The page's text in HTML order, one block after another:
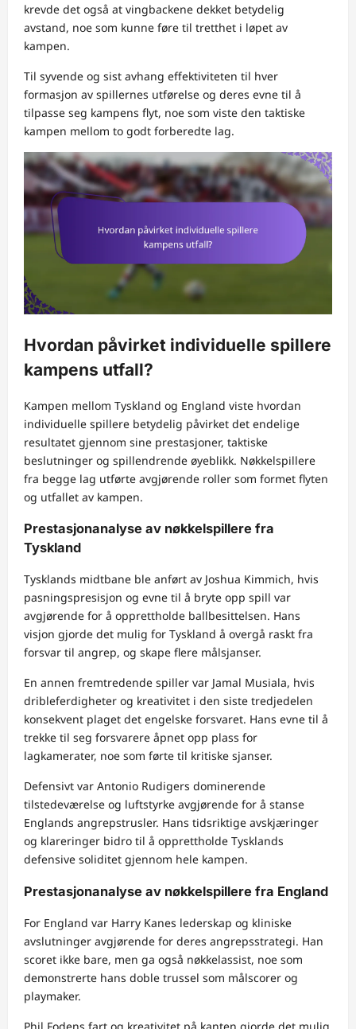
krevde det også at vingbackene dekket betydelig
avstand, noe som kunne føre til tretthet i løpet av
kampen.
Til syvende og sist avhang effektiviteten til hver
formasjon av spillernes utførelse og deres evne til å
tilpasse seg kampens flyt, noe som viste den taktiske
kampen mellom to godt forberedte lag.
Hvordan påvirket individuelle spillere
kampens utfall?
Kampen mellom Tyskland og England viste hvordan
individuelle spillere betydelig påvirket det endelige
resultatet gjennom sine prestasjoner, taktiske
beslutninger og spillendrende øyeblikk. Nøkkelspillere
fra begge lag utførte avgjørende roller som formet flyten
og utfallet av kampen.
Prestasjonanalyse av nøkkelspillere fra
Tyskland
Tysklands midtbane ble anført av Joshua Kimmich, hvis
pasningspresisjon og evne til å bryte opp spill var
avgjørende for å opprettholde ballbesittelsen. Hans
visjon gjorde det mulig for Tyskland å overgå raskt fra
forsvar til angrep, og skape flere målsjanser.
En annen fremtredende spiller var Jamal Musiala, hvis
dribleferdigheter og kreativitet i den siste tredjedelen
konsekvent plaget det engelske forsvaret. Hans evne til å
trekke til seg forsvarere åpnet opp plass for
lagkamerater, noe som førte til kritiske sjanser.
Defensivt var Antonio Rudigers dominerende
tilstedeværelse og luftstyrke avgjørende for å stanse
Englands angrepstrusler. Hans tidsriktige avskjæringer
og klareringer bidro til å opprettholde Tysklands
defensive soliditet gjennom hele kampen.
Prestasjonanalyse av nøkkelspillere fra England
For England var Harry Kanes lederskap og kliniske
avslutninger avgjørende for deres angrepsstrategi. Han
scoret ikke bare, men ga også nøkkelassist, noe som
demonstrerte hans doble trussel som målscorer og
playmaker.